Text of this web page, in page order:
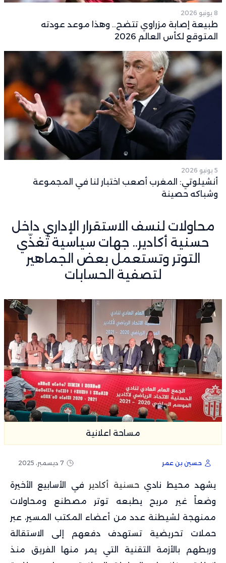
8 يونيو 2026
طبيعة إصابة مزراوي تتضح.. وهذا موعد عودته
المتوقع لكأس العالم 2026
5 يونيو 2026
أنشيلوتي: المغرب أصعب اختبار لنا في المجموعة
وشباكه حصينة
محاولات لنسف الاستقرار الإداري داخل
حسنية أكادير.. جهات سياسية تُغذّي
التوتر وتستعمل بعض الجماهير
لتصفية الحسابات
مساحة اعلانية
حسين بن عمر 7 ديسمبر، 2025
يشهد محيط ناديحسنية أكادير في الأسابيع الأخيرة
وضعاً غير مريح يطبعه توتر مصطنع ومحاولات
ممنهجة لشيطنة عدد من أعضاء المكتب المسير، عبر
حملات تحريضية تستهدف دفعهم إلى الاستقالة
وربطهم بالأزمة التقنية التي يمر منها الفريق منذ